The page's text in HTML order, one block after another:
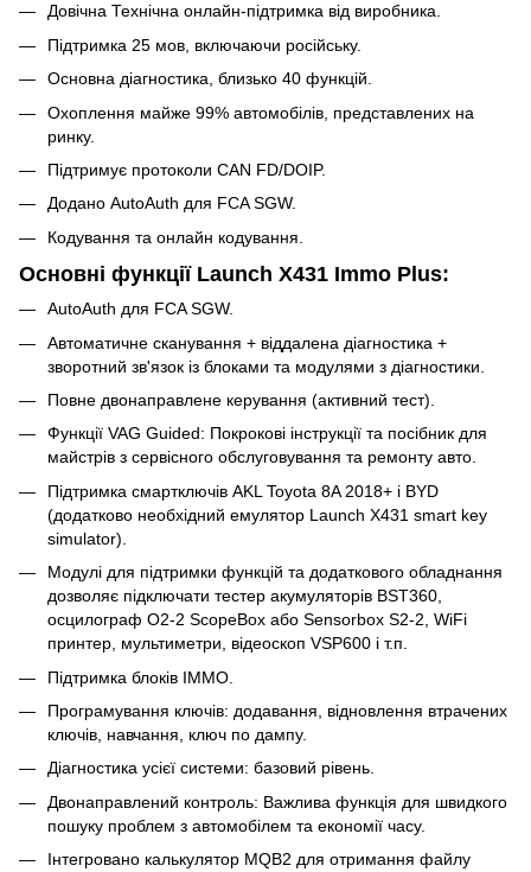
Довічна Технічна онлайн-підтримка від виробника.
Підтримка 25 мов, включаючи російську.
Основна діагностика, близько 40 функцій.
Охоплення майже 99% автомобілів, представлених на
ринку.
Підтримує протоколи CAN FD/DOIP.
Додано AutoAuth для FCA SGW.
Кодування та онлайн кодування.
Основні функції Launch X431 Immo Plus:
AutoAuth для FCA SGW.
Автоматичне сканування + віддалена діагностика +
зворотний зв'язок із блоками та модулями з діагностики.
Повне двонаправлене керування (активний тест).
Функції VAG Guided: Покрокові інструкції та посібник для
майстрів з сервісного обслуговування та ремонту авто.
Підтримка смартключів AKL Toyota 8A 2018+ і BYD
(додатково необхідний емулятор Launch X431 smart key
simulator).
Модулі для підтримки функцій та додаткового обладнання
дозволяє підключати тестер акумуляторів BST360,
осцилограф O2-2 ScopeBox або Sensorbox S2-2, WiFi
принтер, мультиметри, відеоскоп VSP600 і т.п.
Підтримка блоків IMMO.
Програмування ключів: додавання, відновлення втрачених
ключів, навчання, ключ по дампу.
Діагностика усієї системи: базовий рівень.
Двонаправлений контроль: Важлива функція для швидкого
пошуку проблем з автомобілем та економії часу.
Інтегровано калькулятор MQB2 для отримання файлу